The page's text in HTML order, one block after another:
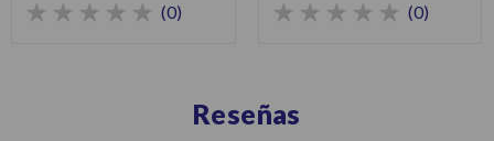
(0) (0)
Reseñas